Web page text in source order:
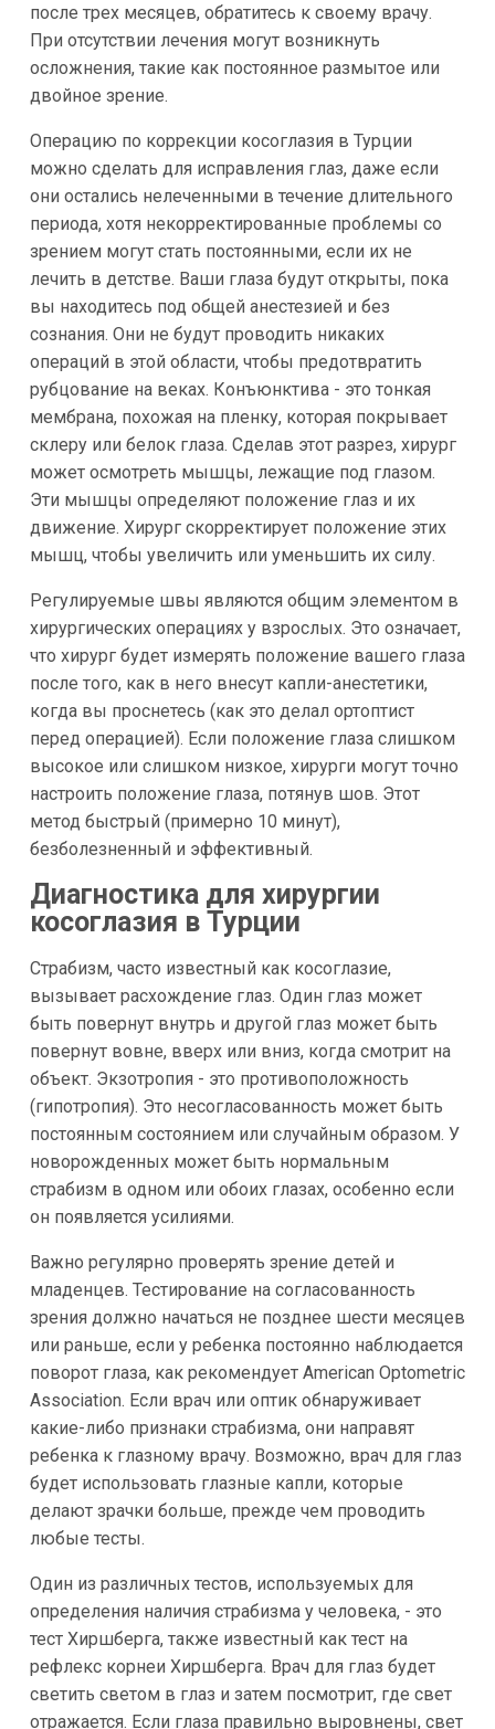
после трех месяцев, обратитесь к своему врачу.
При отсутствии лечения могут возникнуть
осложнения, такие как постоянное размытое или
двойное зрение.
Операцию по коррекции косоглазия в Турции
можно сделать для исправления глаз, даже если
они остались нелеченными в течение длительного
периода, хотя некорректированные проблемы со
зрением могут стать постоянными, если их не
лечить в детстве. Ваши глаза будут открыты, пока
вы находитесь под общей анестезией и без
сознания. Они не будут проводить никаких
операций в этой области, чтобы предотвратить
рубцование на веках. Конъюнктива - это тонкая
мембрана, похожая на пленку, которая покрывает
склеру или белок глаза. Сделав этот разрез, хирург
может осмотреть мышцы, лежащие под глазом.
Эти мышцы определяют положение глаз и их
движение. Хирург скорректирует положение этих
мышц, чтобы увеличить или уменьшить их силу.
Регулируемые швы являются общим элементом в
хирургических операциях у взрослых. Это означает,
что хирург будет измерять положение вашего глаза
после того, как в него внесут капли-анестетики,
когда вы проснетесь (как это делал ортоптист
перед операцией). Если положение глаза слишком
высокое или слишком низкое, хирурги могут точно
настроить положение глаза, потянув шов. Этот
метод быстрый (примерно 10 минут),
безболезненный и эффективный.
Диагностика для хирургии
косоглазия в Турции
Страбизм, часто известный как косоглазие,
вызывает расхождение глаз. Один глаз может
быть повернут внутрь и другой глаз может быть
повернут вовне, вверх или вниз, когда смотрит на
объект. Экзотропия - это противоположность
(гипотропия). Это несогласованность может быть
постоянным состоянием или случайным образом. У
новорожденных может быть нормальным
страбизм в одном или обоих глазах, особенно если
он появляется усилиями.
Важно регулярно проверять зрение детей и
младенцев. Тестирование на согласованность
зрения должно начаться не позднее шести месяцев
или раньше, если у ребенка постоянно наблюдается
поворот глаза, как рекомендует American Optometric
Association. Если врач или оптик обнаруживает
какие-либо признаки страбизма, они направят
ребенка к глазному врачу. Возможно, врач для глаз
будет использовать глазные капли, которые
делают зрачки больше, прежде чем проводить
любые тесты.
Один из различных тестов, используемых для
определения наличия страбизма у человека, - это
тест Хиршберга, также известный как тест на
рефлекс корнеи Хиршберга. Врач для глаз будет
светить светом в глаз и затем посмотрит, где свет
отражается. Если глаза правильно выровнены, свет